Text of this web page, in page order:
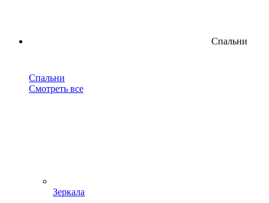
Спальни
Спальни
Смотреть все
Зеркала